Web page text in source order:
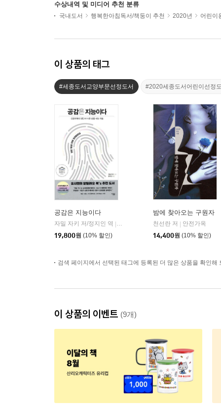
수상내역 및 미디어 추천 분류
국내도서 행복한아침독서/책둥이 추천 2020년 어린이
이 상품의 태그
#세종도서교양부문선정도서 #2020세종도서어린이선정
공감은 지능이다
자밀 자키 저/정지인 역
심심
19,800원 (10% 할인)
밤에 찾아오는 구원자
천선란 저
안전가옥
14,400원 (10% 할인)
검색 페이지에서 선택된 태그에 등록된 더 많은 상품을 확인해
이 상품의 이벤트 (9개)